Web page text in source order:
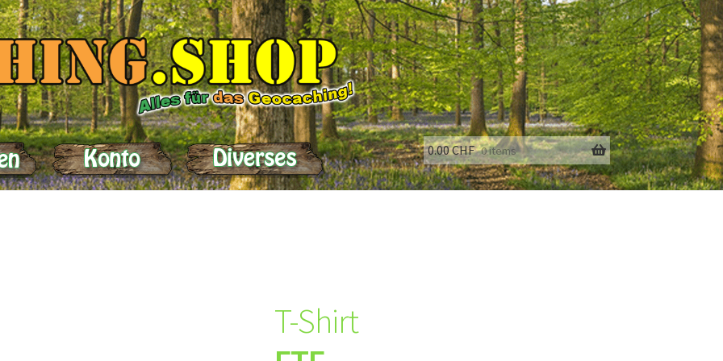
0.00CHF 0 items
T-Shirt